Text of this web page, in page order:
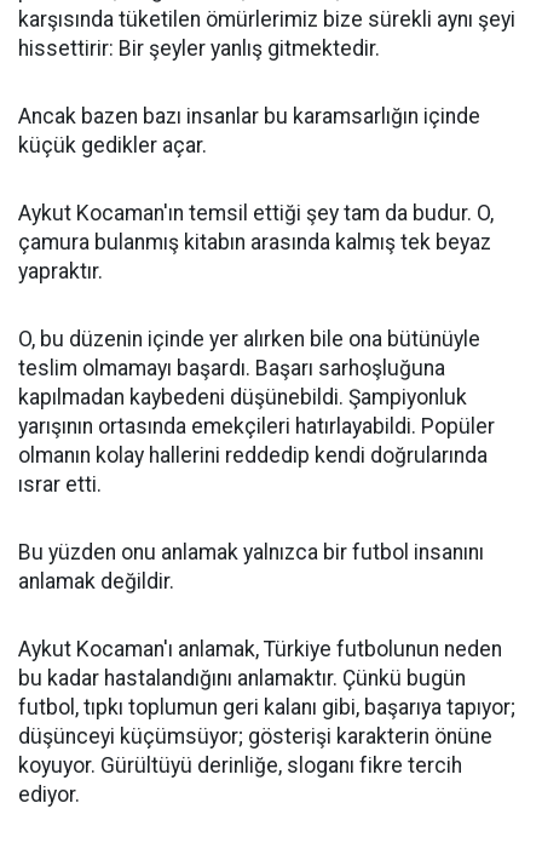
karşısında tüketilen ömürlerimiz bize sürekli aynı şeyi
hissettirir: Bir şeyler yanlış gitmektedir.
Ancak bazen bazı insanlar bu karamsarlığın içinde
küçük gedikler açar.
Aykut Kocaman'ın temsil ettiği şey tam da budur. O,
çamura bulanmış kitabın arasında kalmış tek beyaz
yapraktır.
O, bu düzenin içinde yer alırken bile ona bütünüyle
teslim olmamayı başardı. Başarı sarhoşluğuna
kapılmadan kaybedeni düşünebildi. Şampiyonluk
yarışının ortasında emekçileri hatırlayabildi. Popüler
olmanın kolay hallerini reddedip kendi doğrularında
ısrar etti.
Bu yüzden onu anlamak yalnızca bir futbol insanını
anlamak değildir.
Aykut Kocaman'ı anlamak, Türkiye futbolunun neden
bu kadar hastalandığını anlamaktır. Çünkü bugün
futbol, tıpkı toplumun geri kalanı gibi, başarıya tapıyor;
düşünceyi küçümsüyor; gösterişi karakterin önüne
koyuyor. Gürültüyü derinliğe, sloganı fikre tercih
ediyor.